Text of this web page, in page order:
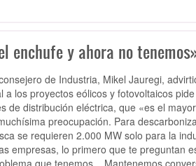
enchufe y ahora no
de Industria, Mikel Jauregi,
los proyectos eólicos y fotovoltaicos
de distribución eléctrica, que «es el
preocupación. Para
se requieren 2.000 MW solo para la
empresas, lo primero que te preguntan